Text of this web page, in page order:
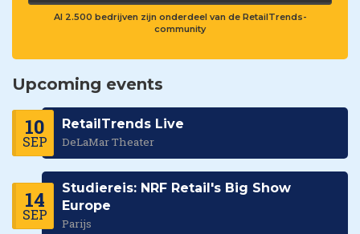
Al 2.500 bedrijven zijn onderdeel van de RetailTrends-
community
Upcoming events
10
SEP
RetailTrends Live
DeLaMar Theater
14
SEP
Studiereis: NRF Retail's Big Show
Europe
Parijs